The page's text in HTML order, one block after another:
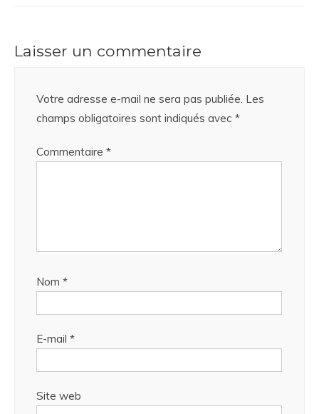
Laisser un commentaire
Votre adresse e-mail ne sera pas publiée. Les
champs obligatoires sont indiqués avec *
Commentaire *
Nom *
E-mail *
Site web